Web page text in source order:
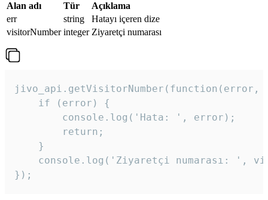
Alan adı Tür
Açıklama
err
string
Hatayı içeren dize
visitorNumber integer Ziyaretçi numarası
jivo_api.getVisitorNumber(function(error,
    if (error) {
        console.log('Hata: ', error);
        return;
    }
console.log('Ziyaretçi numarası: ',
});